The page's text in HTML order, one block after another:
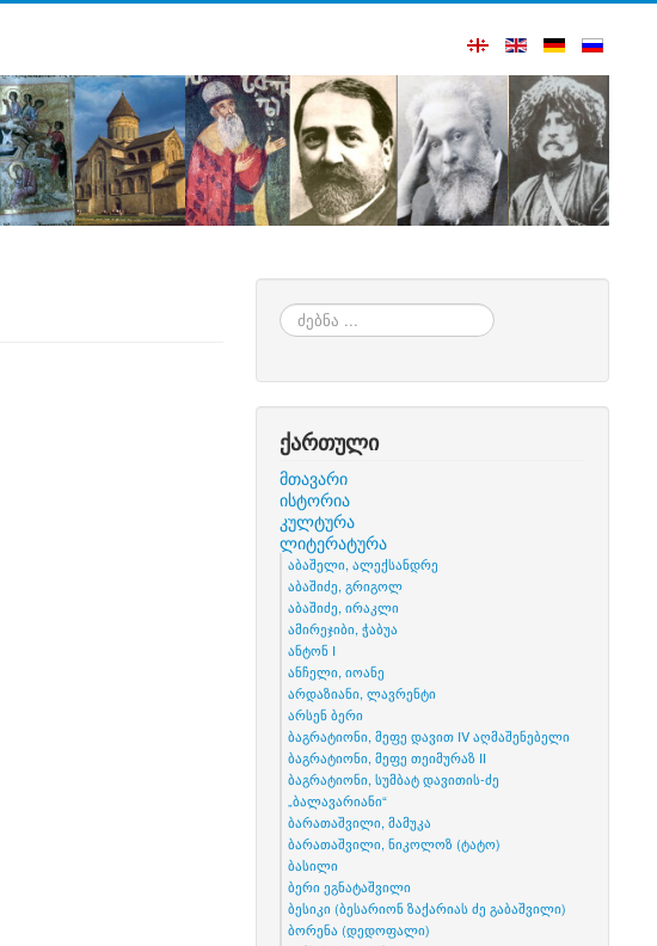
ძებნა
...
ქართული
მთავარი
ისტორია
კულტურა
ლიტერატურა
აბაშელი, ალექსანდრე
აბაშიძე, გრიგოლ
აბაშიძე, ირაკლი
ამირეჯიბი, ჭაბუა
ანტონ I
ანჩელი, იოანე
არდაზიანი, ლავრენტი
არსენ ბერი
ბაგრატიონი, მეფე დავით IV აღმაშენებელი
ბაგრატიონი, მეფე თეიმურაზ II
ბაგრატიონი, სუმბატ დავითის-ძე
„ბალავარიანი“
ბარათაშვილი, მამუკა
ბარათაშვილი, ნიკოლოზ (ტატო)
ბასილი
ბერი ეგნატაშვილი
ბესიკი (ბესარიონ ზაქარიას ძე გაბაშვილი)
ბორენა (დედოფალი)